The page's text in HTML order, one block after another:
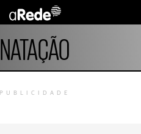
NATAÇÃO
PUBLICIDADE